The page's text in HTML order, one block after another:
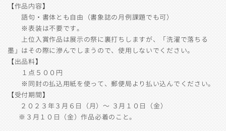
【作品内容】
語句・書体とも自由（書象誌の月例課題でも可）
※表装は不要です。
上位入賞作品は展示の祭に裏打ちしますが、「洗濯で落ちる
墨」はその際に滲んでしまうので、使用しないでください。
【出品料】
１点５００円
※同封の払込用紙を使って、郵便局より払い込んでください。
【受付期間】
２０２３年３月６日（月）～ ３月１０日（金）
※３月１０日（金）作品必着のこと。